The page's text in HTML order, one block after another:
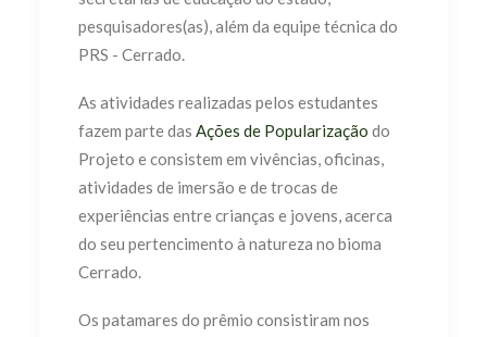
pesquisadores(as), além da equipe técnica do
PRS - Cerrado.
As atividades realizadas pelos estudantes
fazem parte das Ações de Popularização do
Projeto e consistem em vivências, oficinas,
atividades de imersão e de trocas de
experiências entre crianças e jovens, acerca
do seu pertencimento à natureza no bioma
Cerrado.
Os patamares do prêmio consistiram nos